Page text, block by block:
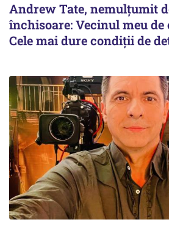
Andrew Tate, nemulțumit
închisoare: Vecinul meu de
Cele mai dure condiții de